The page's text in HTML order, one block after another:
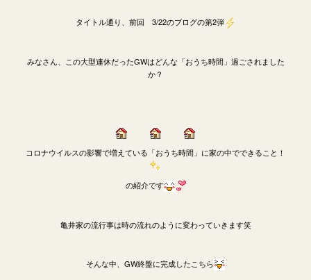
タイトル通り、前回 3/22のブログの第2弾
みなさん、この大型連休だったGWはどんな「おうち時間」過ごされました
か？
コロナウイルスの影響で増えている「おうち時間」に家の中でできること！
の紹介です
亀井家の流行事は時の流れのように変わっていきます笑
そんな中、GW終盤に完成したこちら